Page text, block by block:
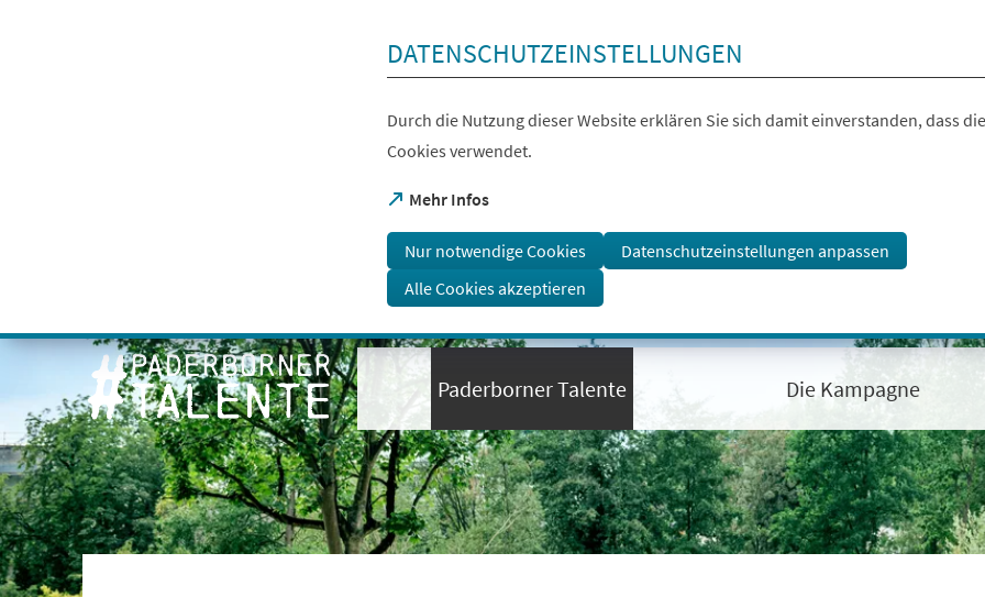
Visuelle
Assistenzsoftware
Mit
Tastatur
erreichbar
über
ALT
+
1
DATENSCHUTZEINSTELLUNGEN
Durch die Nutzung dieser Website erklären Sie sich damit einverstanden, dass
Cookies verwendet.
Mehr Infos
(Öffnet
einem
neuen
Tab)
Nur notwendige Cookies
Datenschutzeinstellungen anpassen
Alle Cookies akzeptieren
Paderborner Talente Die Kampagne